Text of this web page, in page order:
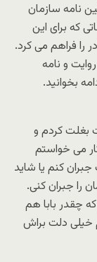
نامه سازمان
که برای این
را فراهم می کرد.
و نامه
بخوانید.
بغلت کردم و
می خواستم
کنم یا شاید
بابا پیمان را جبران کنی.
چقدر بابا هم
دلت براش